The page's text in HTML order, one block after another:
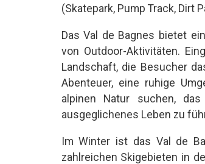
(Skatepark, Pump Track, Dirt
Das Val de Bagnes bietet
von Outdoor-Aktivitäten.
Landschaft, die Besucher
Abenteuer, eine ruhige
alpinen Natur suchen,
ausgeglichenes Leben zu
Im Winter ist das Val de
zahlreichen Skigebieten in